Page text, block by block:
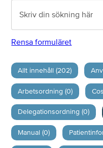
Rensa formuläret
Allt innehåll (202)
Arbetsordning (0)
Delegationsordning (0)
Manual (0)